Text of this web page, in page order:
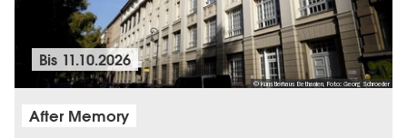
© Künstlerhaus Bethanien, Foto: Georg Schroeder
Bis 11.10.2026
After Memory